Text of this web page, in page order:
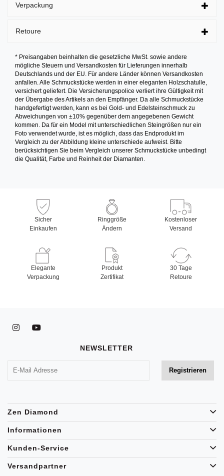
Verpackung
Retoure
* Preisangaben beinhalten die gesetzliche MwSt. sowie andere
mögliche Steuern und Versandkosten für Lieferungen innerhalb
Deutschlands und der EU. Für andere Länder können Versandkosten
anfallen. Alle Schmuckstücke werden in einer eleganten Holzschatulle,
versichert geliefert. Die Versicherungspolice verliert ihre Gültigkeit mit
der Übergabe des Artikels an den Empfänger. Da alle Schmuckstücke
handgefertigt werden, kann es bei Gold- und Edelsteinschmuck zu
Abweichungen von ±10% gegenüber dem angegebenen Gewicht
kommen. Da für ein Model mit unterschiedlichen Steingrößen nur ein
Foto verwendet wurde, ist es möglich, dass das Endprodukt im
Vergleich zu der Abbildung kleine unterschiede aufweist. Bitte
berücksichtigen Sie beim Vergleich unserer Schmuckstücke unbedingt
die Qualität, Farbe und Reinheit der Diamanten.
Sicher
Einkaufen
Ringgröße
Ändern
Kostenloser
Versand
Elegante
Verpackung
Produkt
Zertifikat
30 Tage
Retoure
NEWSLETTER
Zen Diamond
Informationen
Kunden-Service
Versandpartner